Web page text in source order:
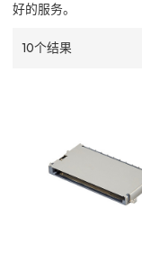
好的服务。
10个结果